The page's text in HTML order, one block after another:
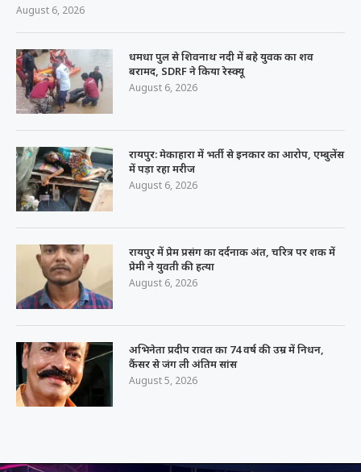
August 6, 2026
धमधा पुल से शिवनाथ नदी में बहे युवक का शव
बरामद, SDRF ने किया रेस्क्यू
August 6, 2026
रायपुर: मेकाहारा में भर्ती से इनकार का आरोप, एम्बुलेंस
में पड़ा रहा मरीज
August 6, 2026
रायपुर में प्रेम प्रसंग का दर्दनाक अंत, चरित्र पर शक में
प्रेमी ने युवती की हत्या
August 6, 2026
अभिनेता प्रदीप रावत का 74 वर्ष की उम्र में निधन,
कैंसर से जंग ली अंतिम सांस
August 5, 2026